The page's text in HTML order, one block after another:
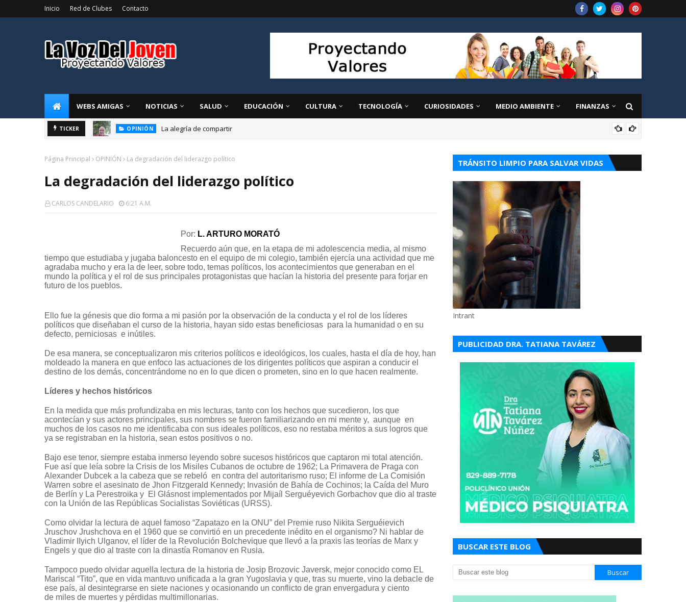
Inicio Red de Clubes Contacto
WEBS AMIGAS NOTICIAS SALUD EDUCACIÓN CULTURA TECNOLOGÍA CURIOSIDADES MEDIO AMBIENTE FINANZAS
TICKER OPINIÓN La alegría de compartir
Página Principal OPINIÓN La degradación del liderazgo político
La degradación del liderazgo político
CARLOS CANDELARIO 6:21 A.m.
Por: L. ARTURO MORATÓ
Recuerdo aún que, en la etapa de mi adolescencia media, al mismo
tiempo que estudiaba y jugaba baloncesto en el equipo de mi colegio, también ejercía una actividad que me
agradaba mucho y era la de leer, sobre todo, temas políticos, los acontecimientos que generaban en el
mundo la política y el rol de sus principales protagonistas que hacían la historia del presente para forjar en
futuro de los pueblos.
Ello fue la génesis que dio forma a mi pasión por la observación de la conducta y el rol de los líderes
políticos que diseñaban el curso de la historia, hayan sido estas beneficiosas para la humanidad o en su
defecto, perniciosas e inútiles.
De esa manera, se conceptualizaron mis criterios políticos e ideológicos, los cuales, hasta el día de hoy, han
moldeado la manera en que enfoco las actuaciones de los dirigentes políticos que aspiran a conducir el
destino de los demás, concentrándome no en lo que dicen o prometen, sino en lo que hacen realmente.
Líderes y hechos históricos
En la medida que más profundizaba en mis lecturas, tanto con los hechos que sucedieron, los que
acontecían y sus actores principales, sus nombres se fueron familiarizando en mi mente y, aunque en
muchos de los casos no me identificaba con sus ideales políticos, eso no restaba méritos a sus logros que
ya se registraban en la historia, sean estos positivos o no.
Bajo ese tenor, siempre estaba inmerso leyendo sobre sucesos históricos que captaron mi total atención.
Fue así que leía sobre la Crisis de los Misiles Cubanos de octubre de 1962; La Primavera de Praga con
Alexander Dubcek a la cabeza que se rebeló en contra del autoritarismo ruso; El informe de La Comisión
Warren sobre el asesinato de Jhon Fitzgerald Kennedy; Invasión de Bahía de Cochinos; la Caída del Muro
de Berlín y La Perestroika y El Glásnost implementados por Mijaíl Serguéyevich Gorbachov que dio al traste
con la Unión de las Repúblicas Socialistas Soviéticas (URSS).
Como olvidar la lectura de aquel famoso “Zapatazo en la ONU” del Premie ruso Nikita Serguéievich
Jruschov Jrushchova en el 1960 que se convirtió en un precedente inédito en el organismo? Ni hablar de
Vladimir IIyich Ulganov, el líder de la Revolución Bolchevique que llevó a la praxis las teorías de Marx y
Engels y que dio al traste con la dinastía Romanov en Rusia.
Tampoco puedo olvidar aquella lectura de la historia de Josip Brozovic Javersk, mejor conocido como EL
Mariscal “Tito”, que en vida mantuvo unificada a la gran Yugoslavia y que, tras su muerte, vino la debacle de
ese país, al desintegrarse en siete naciones y ocasionando un conflicto de gran envergadura y ciento
de miles de muertes y pérdidas multimillonarias.
TRÁNSITO LIMPIO PARA SALVAR VIDAS
Intrant
PUBLICIDAD DRA. TATIANA TAVÁREZ
BUSCAR ESTE BLOG